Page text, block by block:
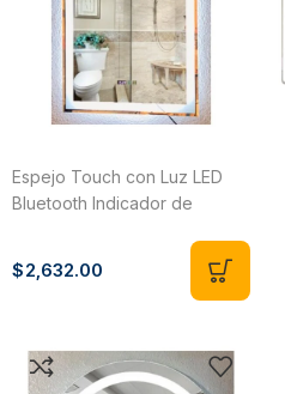
Espejo Touch con Luz LED
Bluetooth Indicador de
$2,632.00